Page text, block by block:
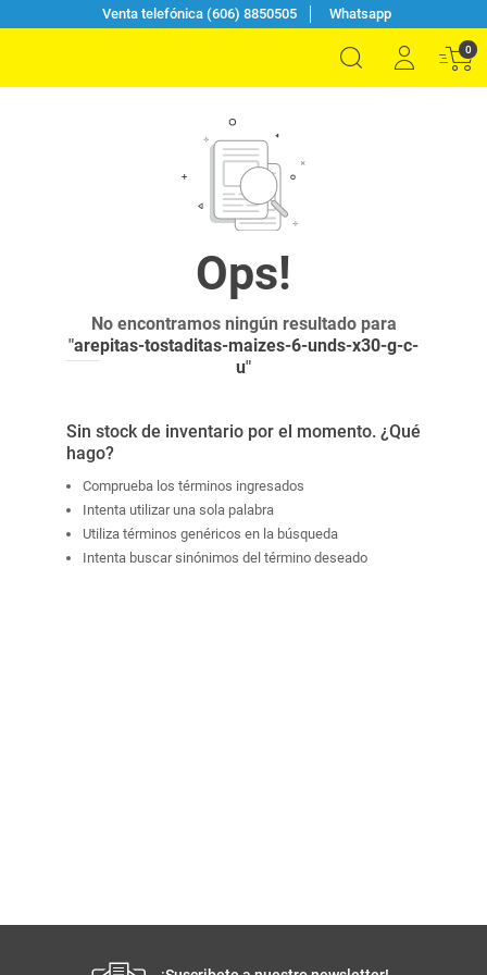
Venta telefónica (606) 8850505 Whatsapp
0
No encontramos ningún resultado para
arepitas-tostaditas-maizes-6-unds-x30-g-c-
u
Sin stock de inventario por el momento. ¿Qué
hago?
Comprueba los términos ingresados
Intenta utilizar una sola palabra
Utiliza términos genéricos en la búsqueda
Intenta buscar sinónimos del término deseado